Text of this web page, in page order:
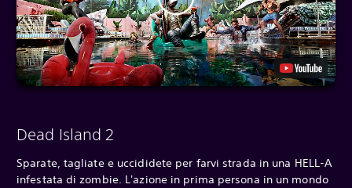
Dead Island 2
Sparate, tagliate e uccididete per farvi strada in una HELL-A
infestata di zombie. L'azione in prima persona in un mondo